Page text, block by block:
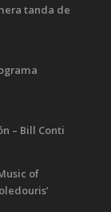
tanda de
– Bill Conti
of